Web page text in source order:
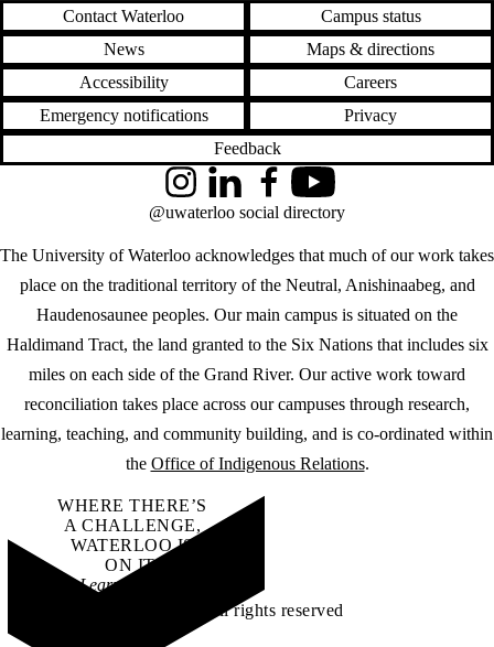
Contact Waterloo
Campus status
News
Maps & directions
Accessibility
Careers
Emergency notifications
Privacy
Feedback
The University of Waterloo acknowledges that much of our work takes
place on the traditional territory of the Neutral, Anishinaabeg, and
Haudenosaunee peoples. Our main campus is situated on the
Haldimand Tract, the land granted to the Six Nations that includes six
miles on each side of the Grand River. Our active work toward
reconciliation takes place across our campuses through research,
learning, teaching, and community building, and is co-ordinated within
the Office of Indigenous Relations.
InstagramLinkedInFacebookYouTube
@uwaterloo social directory
WHERE THERE’S
A CHALLENGE,
WATERLOO IS
ON IT.
Learn how →
©2026 All rights reserved